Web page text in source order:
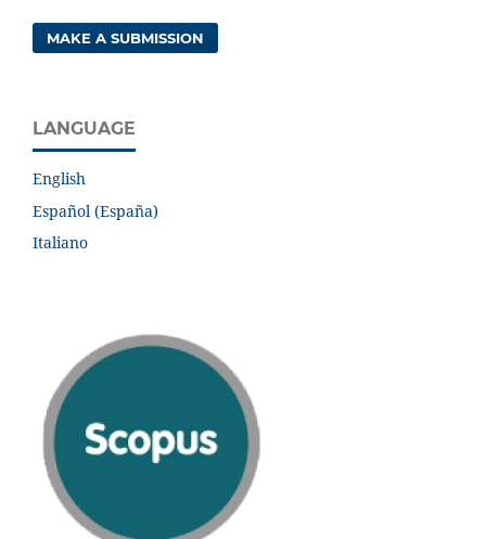
MAKE A SUBMISSION
LANGUAGE
English
Español (España)
Italiano